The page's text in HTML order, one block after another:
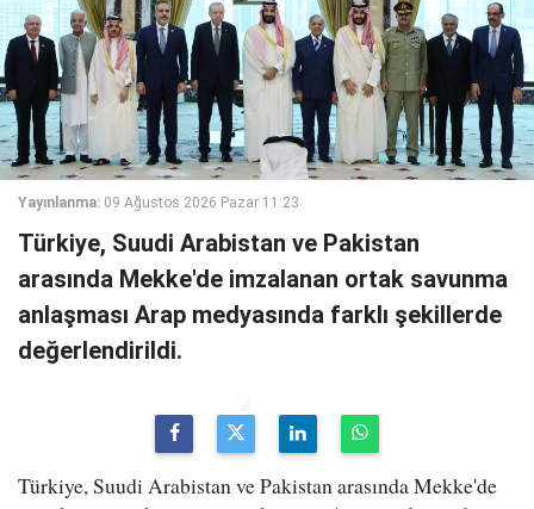
Yayınlanma: 09 Ağustos 2026 Pazar 11:23
Türkiye, Suudi Arabistan ve Pakistan
arasında Mekke'de imzalanan ortak savunma
anlaşması Arap medyasında farklı şekillerde
değerlendirildi.
Türkiye, Suudi Arabistan ve Pakistan arasında Mekke'de